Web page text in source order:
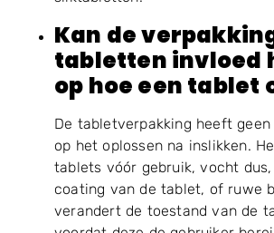
Kan de
tabletten invloed
op hoe een tablet
De tabletverpakking heeft
op het oplossen na inslikken.
tablets vóór gebruik, vocht dus,
coating van de tablet, of ruwe
verandert de toestand van de